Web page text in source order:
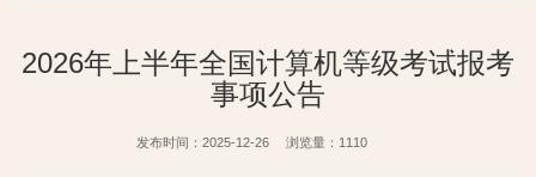
2026年上半年全国计算机等级考试报考
事项公告
发布时间：2025-12-26 浏览量： 1110